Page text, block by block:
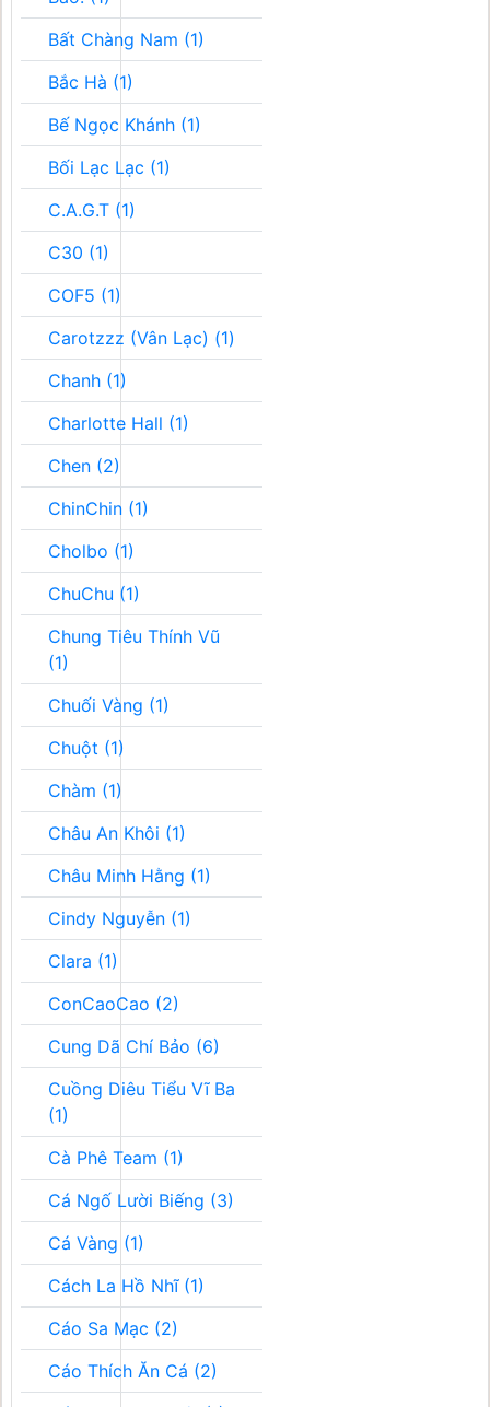
Bất Chàng Nam (1)
Bắc Hà (1)
Bế Ngọc Khánh (1)
Bối Lạc Lạc (1)
C.A.G.T (1)
C30 (1)
COF5 (1)
Carotzzz (Vân Lạc) (1)
Chanh (1)
Charlotte Hall (1)
Chen (2)
ChinChin (1)
Cholbo (1)
ChuChu (1)
Chung Tiêu Thính Vũ
(1)
Chuối Vàng (1)
Chuột (1)
Chàm (1)
Châu An Khôi (1)
Châu Minh Hằng (1)
Cindy Nguyễn (1)
Clara (1)
ConCaoCao (2)
Cung Dã Chí Bảo (6)
Cuồng Diêu Tiểu Vĩ Ba
(1)
Cà Phê Team (1)
Cá Ngố Lười Biếng (3)
Cá Vàng (1)
Cách La Hồ Nhĩ (1)
Cáo Sa Mạc (2)
Cáo Thích Ăn Cá (2)